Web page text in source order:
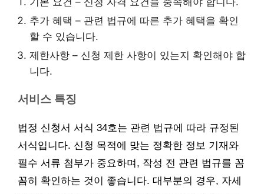
추가 혜택 – 관련 법규에 따른 추가 혜택을 확인
할 수 있습니다.
제한사항 – 신청 제한 사항이 있는지 확인해야 합
니다.
서비스 특징
법정 신청서 서식 34호는 관련 법규에 따라 규정된
서식입니다. 신청 목적에 맞는 정확한 정보 기재와
필수 서류 첨부가 중요하며, 작성 전 관련 법규를 꼼
꼼히 확인하는 것이 좋습니다. 대부분의 경우, 자세